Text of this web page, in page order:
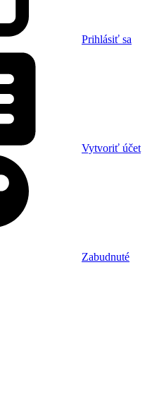
Prihlásiť sa
Vytvoriť účet
Zabudnuté